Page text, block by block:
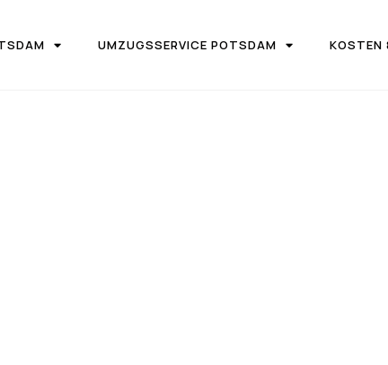
UMZUGSSERVICE POTSDAM KOSTEN